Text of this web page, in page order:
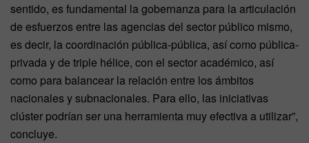
sentido, es fundamental la gobernanza para la articulación
de esfuerzos entre las agencias del sector público mismo,
es decir, la coordinación pública-pública, así como pública-
privada y de triple hélice, con el sector académico, así
como para balancear la relación entre los ámbitos
nacionales y subnacionales. Para ello, las iniciativas
clúster podrían ser una herramienta muy efectiva a utilizar”,
concluye.